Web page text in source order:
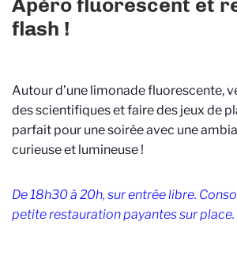
flash !
Autour d’une limonade fluorescente,
des scientifiques et faire des jeux de
parfait pour une soirée avec une
curieuse et lumineuse !
De 18h30 à 20h, sur entrée libre.
petite restauration payantes sur place.